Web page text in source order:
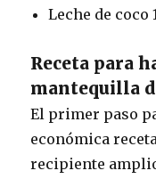
Leche de coco
Receta para
mantequilla
El primer paso
económica
recipiente